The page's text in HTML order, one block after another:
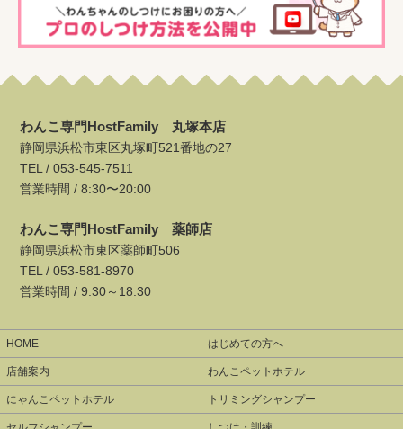
わんこ専門HostFamily 丸塚本店
静岡県浜松市東区丸塚町521番地の27
TEL /053-545-7511
営業時間 / 8:30〜20:00
わんこ専門HostFamily 薬師店
静岡県浜松市東区薬師町506
TEL /053-581-8970
営業時間 / 9:30～18:30
HOME はじめての方へ
店舗案内 わんこペットホテル
にゃんこペットホテル トリミングシャンプー